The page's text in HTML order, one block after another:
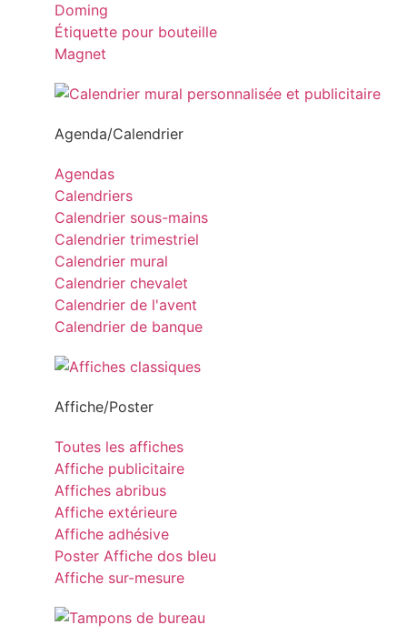
Doming
Étiquette pour bouteille
Magnet
Agenda/Calendrier
Agendas
Calendriers
Calendrier sous-mains
Calendrier trimestriel
Calendrier mural
Calendrier chevalet
Calendrier de l'avent
Calendrier de banque
Affiche/Poster
Toutes les affiches
Affiche publicitaire
Affiches abribus
Affiche extérieure
Affiche adhésive
Poster Affiche dos bleu
Affiche sur-mesure